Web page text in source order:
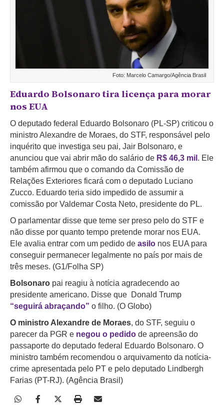
Foto: Marcelo Camargo/Agência Brasil
Eduardo Bolsonaro tira licença para morar
nos EUA
O deputado federal Eduardo Bolsonaro (PL-SP) criticou o
ministro Alexandre de Moraes, do STF, responsável pelo
inquérito que investiga seu pai, Jair Bolsonaro, e
anunciou que vai abrir mão do salário de R$ 46,3 mil . Ele
também afirmou que o comando da Comissão de
Relações Exteriores ficará com o deputado Luciano
Zucco. Eduardo teria sido impedido de assumir a
comissão por Valdemar Costa Neto, presidente do PL.
O parlamentar disse que teme ser preso pelo do STF e
não disse por quanto tempo pretende morar nos EUA.
Ele avalia entrar com um pedido de asilo nos EUA para
conseguir permanecer legalmente no país por mais de
três meses. (G1/Folha SP)
Bolsonaro pai reagiu à notícia agradecendo ao
presidente americano. Disse que Donald Trump
“seguirá abraçando” o filho. (O Globo)
O ministro Alexandre de Moraes, do STF, seguiu o
parecer da PGR e negou o pedido de apreensão do
passaporte do deputado federal Eduardo Bolsonaro. O
ministro também recomendou o arquivamento da notícia-
crime apresentada pelo PT e pelo deputado Lindbergh
Farias (PT-RJ). (Agência Brasil)